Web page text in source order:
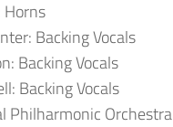
Horns
Backing Vocals
: Backing Vocals
: Backing Vocals
Philharmonic Orchestra